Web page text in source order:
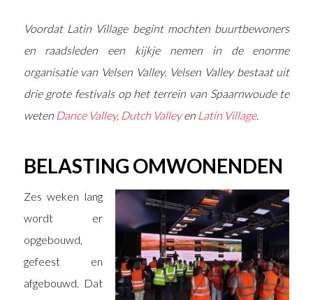
Voordat Latin Village begint mochten buurtbewoners
en raadsleden een kijkje nemen in de enorme
organisatie van Velsen Valley. Velsen Valley bestaat uit
drie grote festivals op het terrein van Spaarnwoude te
weten Dance Valley, Dutch Valleyen Latin Village.
BELASTING OMWONENDEN
Zes weken lang
wordt er
opgebouwd,
gefeest en
afgebouwd. Dat